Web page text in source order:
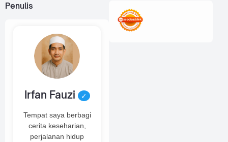
Penulis
Irfan Fauzi ✓
Tempat saya berbagi
cerita keseharian,
perjalanan hidup